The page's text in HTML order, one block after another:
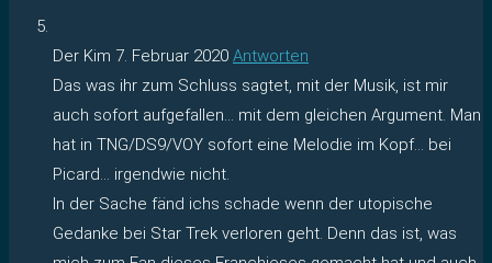
Der Kim 7. Februar 2020 Antworten
Das was ihr zum Schluss sagtet, mit der Musik, ist mir
auch sofort aufgefallen… mit dem gleichen Argument. Man
hat in TNG/DS9/VOY sofort eine Melodie im Kopf… bei
Picard… irgendwie nicht.
In der Sache fänd ichs schade wenn der utopische
Gedanke bei Star Trek verloren geht. Denn das ist, was